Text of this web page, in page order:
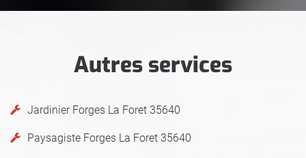
Autres services
Jardinier Forges La Foret 35640
Paysagiste Forges La Foret 35640